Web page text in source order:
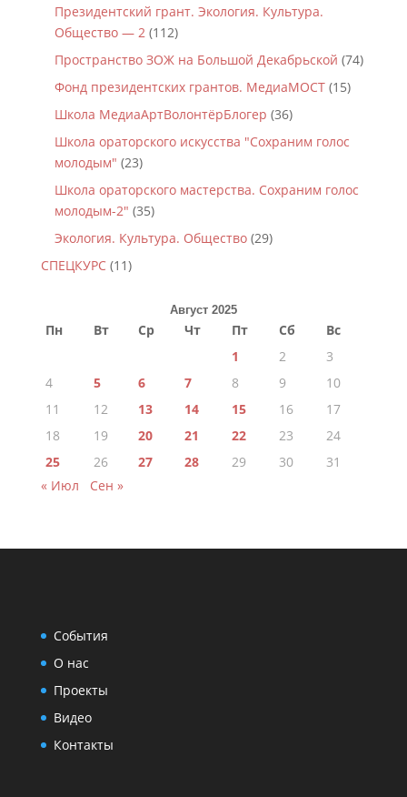
Президентский грант. Экология. Культура.
Общество — 2(112)
Пространство ЗОЖ на Большой Декабрьской (74)
Фонд президентских грантов. МедиаМОСТ(15)
Школа МедиаАртВолонтёрБлогер (36)
Школа ораторского искусства "Сохраним голос
молодым" (23)
Школа ораторского мастерства. Сохраним голос
молодым-2" (35)
Экология. Культура. Общество(29)
СПЕЦКУРС(11)
Август 2025
Пн Вт Ср Чт Пт Сб
Вс
1
2
3
4
5 6 7 8 9
10
11
12 13 14 15 16
17
18
19 20 21 22 23
24
25
26 27 28 29 30
31
« Июл
Сен »
События
О нас
Проекты
Видео
Контакты